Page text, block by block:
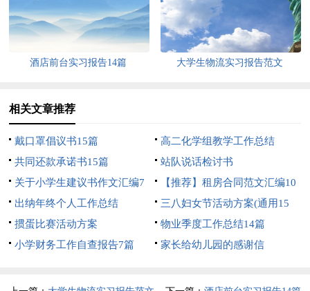
酒店前台实习报告14篇 大学生物流实习报告范文
相关文章推荐
戴口罩倡议书15篇
高二化学组教学工作总结
共同还款承诺书15篇
站队说话检讨书
关于小学生建议书作文汇编7
篇
【推荐】租房合同范文汇编10
篇
出纳年终个人工作总结
三八妇女节活动方案(通用15
篇)
掼蛋比赛活动方案
物业季度工作总结14篇
小学财务工作自查报告7篇
家长给幼儿园的感谢信